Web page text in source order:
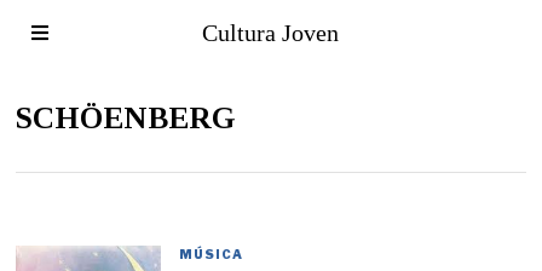
Cultura Joven
SCHÖENBERG
MÚSICA